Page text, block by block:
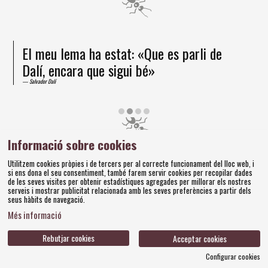
El meu lema ha estat: «Que es parli de
Dalí, encara que sigui bé»
Salvador Dalí
Figueres
Tel. 972 677 520 |amics@fundaciodali.org
Sitemap | Avís Legal
Contacteu | Bases concursos
Informació sobre cookies
Utilitzem cookies pròpies i de tercers per al correcte funcionament del lloc web, i
si ens dona el seu consentiment, també farem servir cookies per recopilar dades
de les seves visites per obtenir estadístiques agregades per millorar els nostres
serveis i mostrar publicitat relacionada amb les seves preferències a partir dels
seus hàbits de navegació.
Més informació
Acceptar cookies
Rebutjar cookies
Configurar cookies